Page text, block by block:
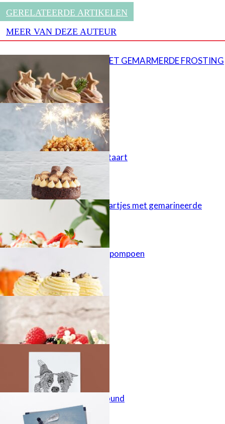
GERELATEERDE ARTIKELEN
MEER VAN DEZE AUTEUR
CUPCAKES MET GEMARMERDE FROSTING
Popcorn taart
Kinder Bueno taart
Cheesecaketaartjes met gemarineerde
aardbeien
Cupcakes met pompoen
Najaarstaart
Doodle dog
Magic is all around